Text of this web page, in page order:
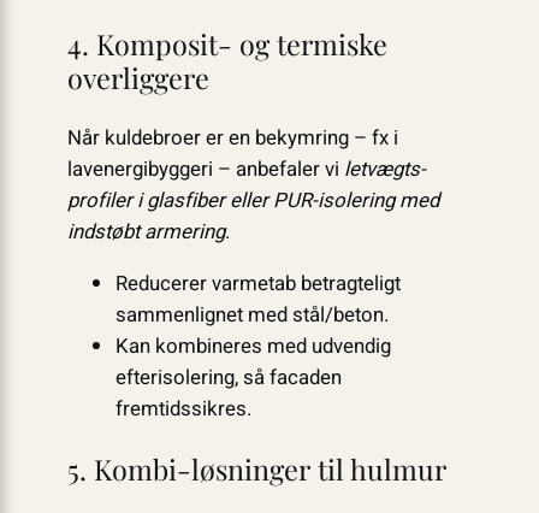
4. Komposit- og termiske
overliggere
Når kuldebroer er en bekymring – fx i
lavenergibyggeri – anbefaler vi letvægts­
profiler i glasfiber eller PUR-isolering med
indstøbt armering.
Reducerer varmetab betragteligt
sammenlignet med stål/beton.
Kan kombineres med udvendig
efterisolering, så facaden
fremtidssikres.
5. Kombi-løsninger til hulmur